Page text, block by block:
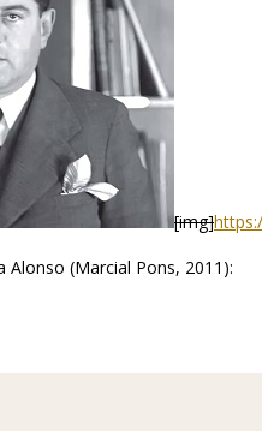
[img]
Alonso (Marcial Pons, 2011):